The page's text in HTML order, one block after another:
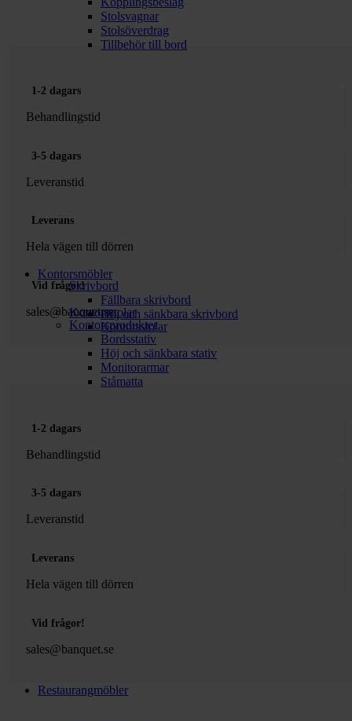
Stolsvagnar
Stolsöverdrag
Tillbehör till bord
1-2 dagars
Behandlingstid
3-5 dagars
Leveranstid
Leverans
Hela vägen till dörren
Vid frågor!
sales@banquet.se
Kontorsmöbler
Skrivbord
Fällbara skrivbord
Höj och sänkbara skrivbord
Kontorsstolar
Kontorsstolar
Kontorsprodukter
Bordsstativ
Höj och sänkbara stativ
Monitorarmar
Ståmatta
1-2 dagars
Behandlingstid
3-5 dagars
Leveranstid
Leverans
Hela vägen till dörren
Vid frågor!
sales@banquet.se
Restaurangmöbler